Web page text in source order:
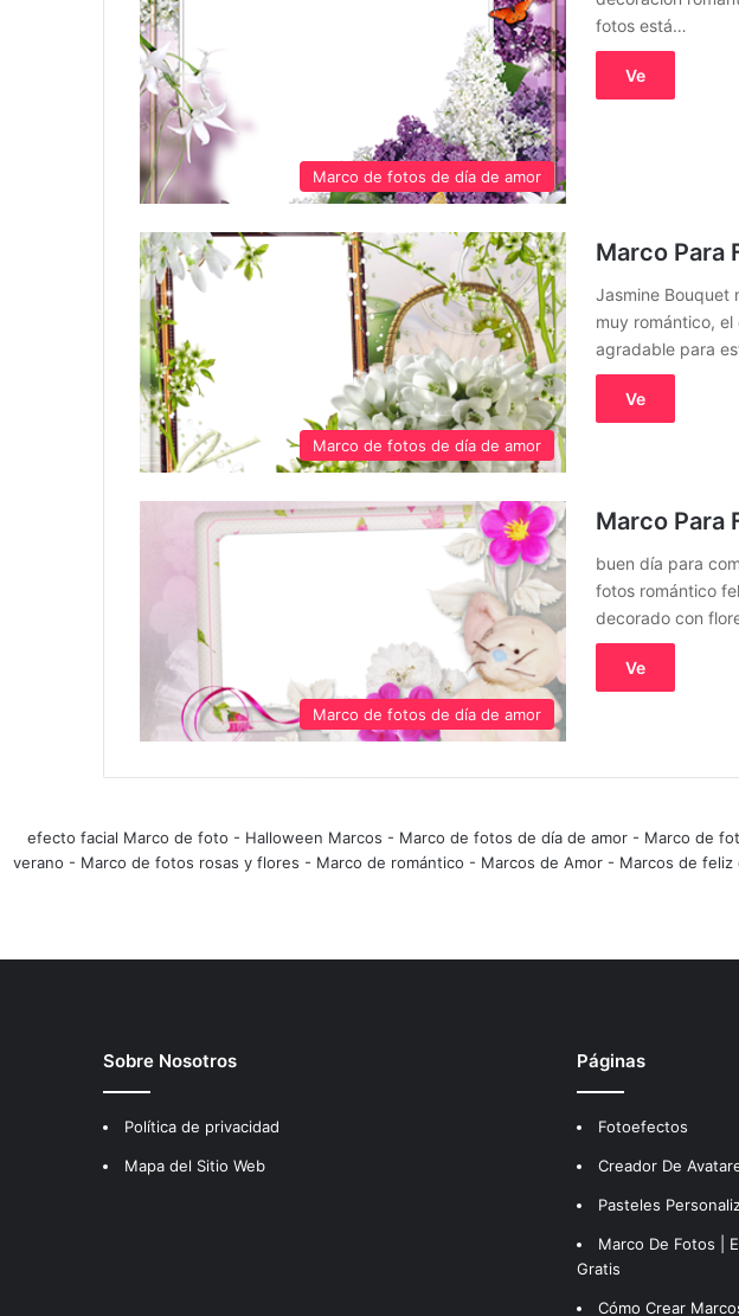
Marco de fotos de día de amor
fotos está…
Ve
Marco de fotos de día de amor
Marco Para
Jasmine Bouquet
muy romántico,
agradable para
Ve
Marco de fotos de día de amor
Marco Para
buen día para
fotos romántico
decorado con
Ve
efecto facial Marco de foto - Halloween Marcos - Marco de fotos de día de amor - Marco de
verano - Marco de fotos rosas y flores - Marco de romántico - Marcos de Amor- Marcos de feliz
Sobre Nosotros
Política de privacidad
Mapa del Sitio Web
Páginas
Fotoefectos
Creador De
Pasteles
Marco De Fotos |
Gratis
Cómo Crear